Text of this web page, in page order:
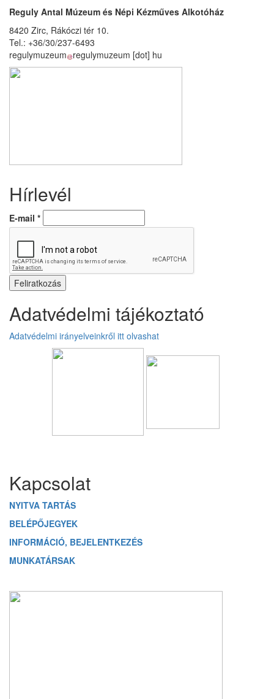
Reguly Antal Múzeum és Népi Kézműves Alkotóház
8420 Zirc, Rákóczi tér 10.
Tel.: +36/30/237-6493
regulymuzeum regulymuzeum [dot] hu
Hírlevél
E-mail *
Adatvédelmi tájékoztató
Adatvédelmi irányelveinkről itt olvashat
Kapcsolat
NYITVA TARTÁS
BELÉPŐJEGYEK
INFORMÁCIÓ, BEJELENTKEZÉS
MUNKATÁRSAK